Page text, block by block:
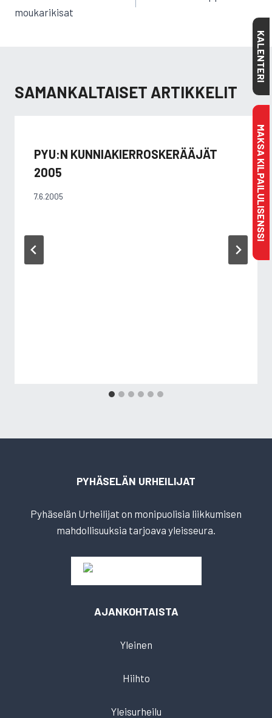
moukarikisat
SAMANKALTAISET ARTIKKELIT
PYU:N KUNNIAKIERROSKERÄÄJÄT
2005
7.6.2005
PYHÄSELÄN URHEILIJAT
Pyhäselän Urheilijat on monipuolisia liikkumisen
mahdollisuuksia tarjoava yleisseura.
AJANKOHTAISTA
Yleinen
Hiihto
Yleisurheilu
KALENTERI
MAKSA KILPAILULISENSSI